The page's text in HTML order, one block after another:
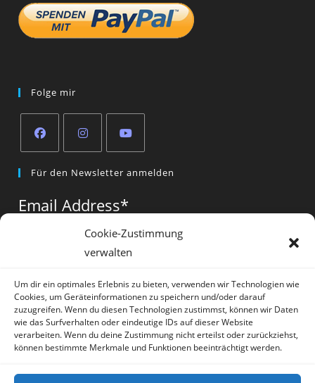
Cookie-Zustimmung
verwalten
Um dir ein optimales Erlebnis zu bieten, verwenden wir Technologien wie
Cookies, um Geräteinformationen zu speichern und/oder darauf
zuzugreifen. Wenn du diesen Technologien zustimmst, können wir Daten
wie das Surfverhalten oder eindeutige IDs auf dieser Website
verarbeiten. Wenn du deine Zustimmung nicht erteilst oder zurückziehst,
können bestimmte Merkmale und Funktionen beeinträchtigt werden.
Folge mir
in
new
in
new
in
new
tab
Für den Newsletter anmelden
Email Address*
Vorname*